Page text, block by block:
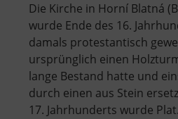
Die Kirche in Horní Blatná
wurde Ende des 16.
damals protestantisch
ursprünglich einen
lange Bestand hatte und
durch einen aus Stein
17. Jahrhunderts wurde